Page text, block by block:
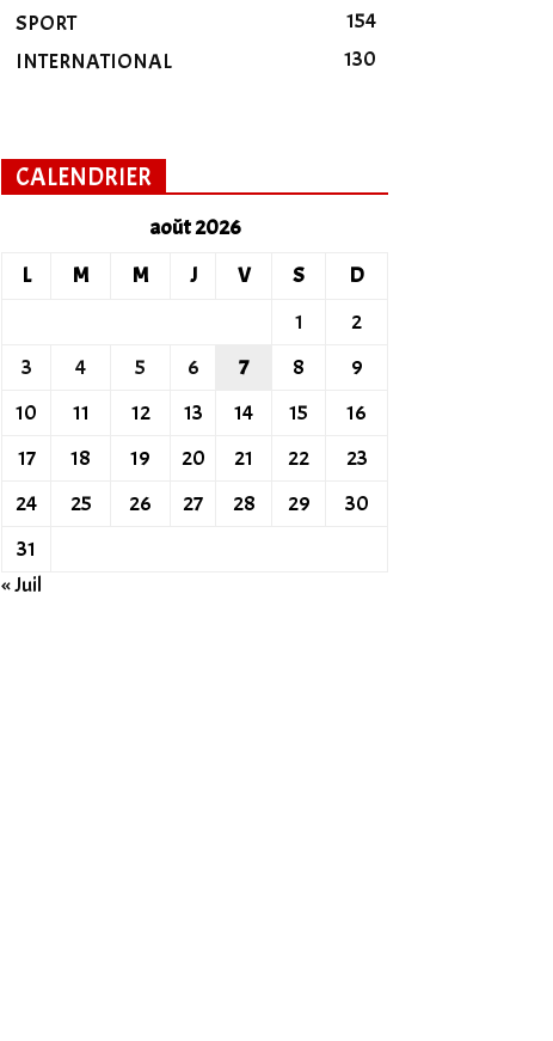
SPORT
154
INTERNATIONAL
130
CALENDRIER
août 2026
L
M M J V S
D
1
2
3
4 5 6 7 8
9
10
11 12 13 14 15
16
17
18 19 20 21 22
23
24
25 26 27 28 29
30
31
« Juil